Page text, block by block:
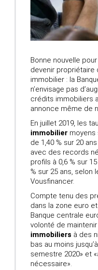
Bonne nouvelle
devenir propriétaire
immobilier : la
n’envisage pas
crédits immobiliers
annonce même de
En juillet 2019, les
immobilier moyens
de 1,40 % sur 20
avec des records
profils à 0,6 % sur
% sur 25 ans, selon
Vousfinancer.
Compte tenu des
dans la zone euro
Banque centrale
volonté de
immobiliers à des
bas au moins
semestre 2020» et
nécessaire».